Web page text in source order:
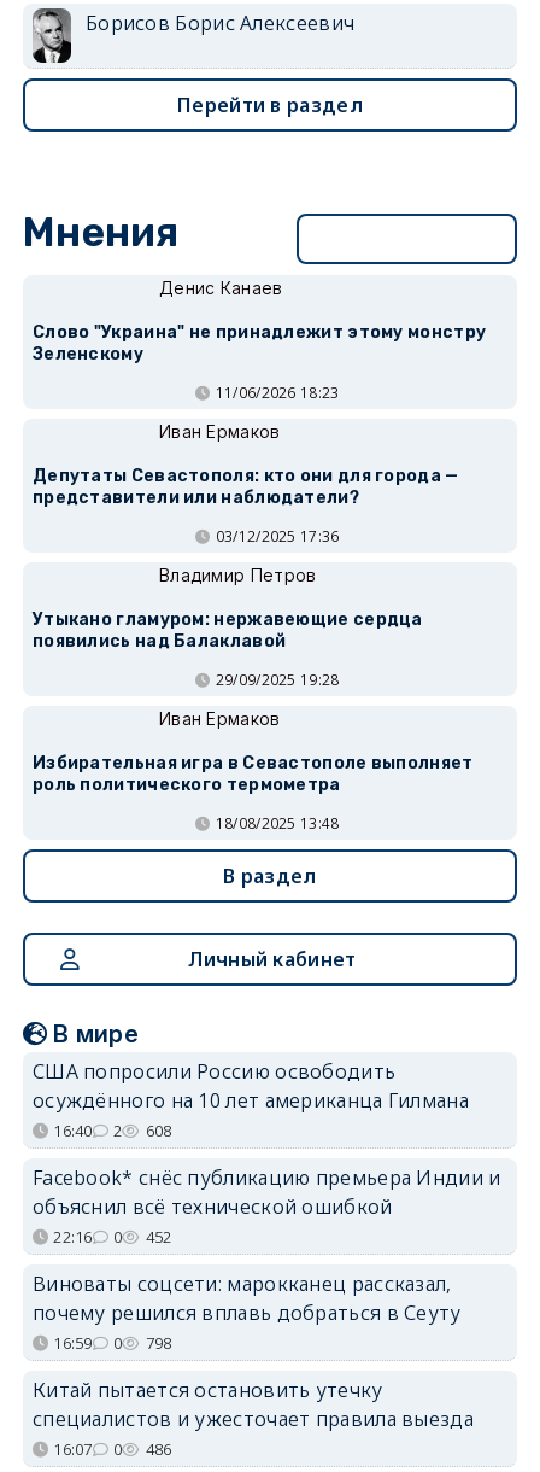
Борисов Борис Алексеевич
Перейти в раздел
Мнения
Денис Канаев
Слово "Украина" не принадлежит этому монстру
Зеленскому
11/06/2026 18:23
Иван Ермаков
Депутаты Севастополя: кто они для города —
представители или наблюдатели?
03/12/2025 17:36
Владимир Петров
Утыкано гламуром: нержавеющие сердца
появились над Балаклавой
29/09/2025 19:28
Иван Ермаков
Избирательная игра в Севастополе выполняет
роль политического термометра
18/08/2025 13:48
В раздел
Личный кабинет
В мире
США попросили Россию освободить
осуждённого на 10 лет американца Гилмана
16:40 2 608
Facebook* снёс публикацию премьера Индии и
объяснил всё технической ошибкой
22:16 0 452
Виноваты соцсети: марокканец рассказал,
почему решился вплавь добраться в Сеуту
16:59 0 798
Китай пытается остановить утечку
специалистов и ужесточает правила выезда
16:07 0 486